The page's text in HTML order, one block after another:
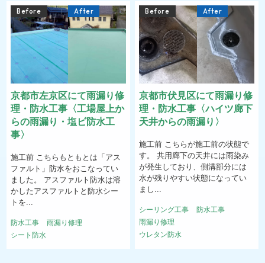
Before After
京都市左京区にて雨漏り修
理・防水工事〈工場屋上か
らの雨漏り・塩ビ防水工
事〉
施工前 こちらもともとは「アス
ファルト」防水をおこなってい
ました。 アスファルト防水は溶
かしたアスファルトと防水シー
トを...
防水工事
雨漏り修理
シート防水
Before After
京都市伏見区にて雨漏り修
理・防水工事〈ハイツ廊下
天井からの雨漏り〉
施工前 こちらが施工前の状態で
す。 共用廊下の天井には雨染み
が発生しており、側溝部分には
水が残りやすい状態になってい
まし...
シーリング工事
防水工事
雨漏り修理
ウレタン防水